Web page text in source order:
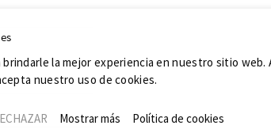
la mejor experiencia en nuestro sitio web.
nuestro uso de cookies.
Mostrar más Política de cookies